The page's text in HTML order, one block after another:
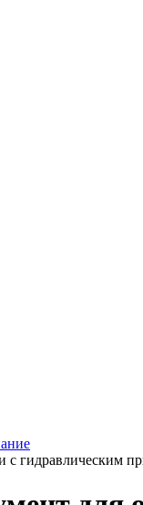
с гидравлическим